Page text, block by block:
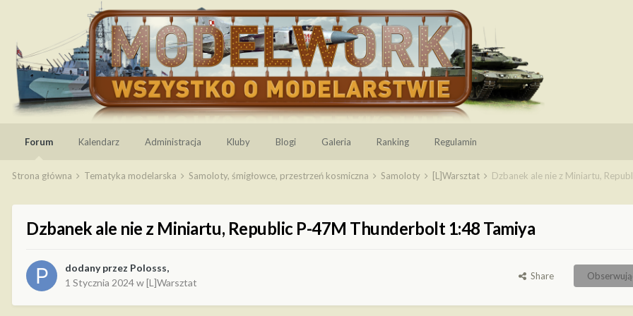
Forum Kalendarz Administracja Kluby Blogi Galeria Ranking Regulamin
Strona główna Tematyka modelarska Samoloty, śmigłowce, przestrzeń kosmiczna Samoloty [L]Warsztat Dzbanek ale nie z Miniartu,
Dzbanek ale nie z Miniartu, Republic P-47M Thunderbolt 1:48 Tamiya
dodany przez Polosss,
1 Stycznia 2024w[L]Warsztat
Share